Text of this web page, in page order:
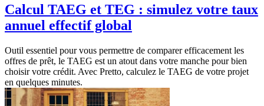
Calcul TAEG et TEG : simulez votre taux
annuel effectif global
Outil essentiel pour vous permettre de comparer efficacement les
offres de prêt, le TAEG est un atout dans votre manche pour bien
choisir votre crédit. Avec Pretto, calculez le TAEG de votre projet
en quelques minutes.